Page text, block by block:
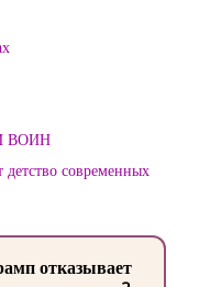
ВОИН
современных
отказывает